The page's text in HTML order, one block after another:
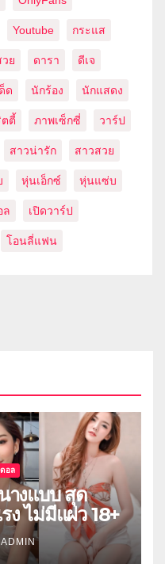
Youtube กระแส
ย ดารา ดีเจ
ด นักร้อง นักแสดง
ตี้ ภาพเซ็กซี่ วาร์ป
สาวน่ารัก สาวสวย
หุ่นเอ็กซ์ หุ่นแซ่บ
ล เปิดวาร์ป
โอนลี่แฟน
อล
างแบบ สุด
ง ไม่มีแผ่ว 18+
ADMIN